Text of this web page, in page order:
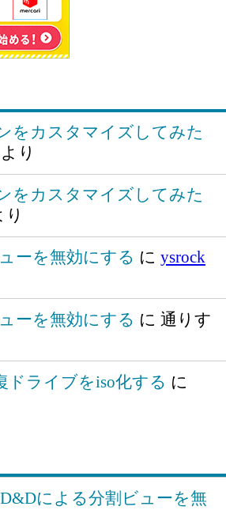
をカスタマイズしてみた
り
をカスタマイズしてみた
り
ーを無効にする に ysrock
ーを無効にする に 通りす
ドライブをiso化する に
による分割ビューを無